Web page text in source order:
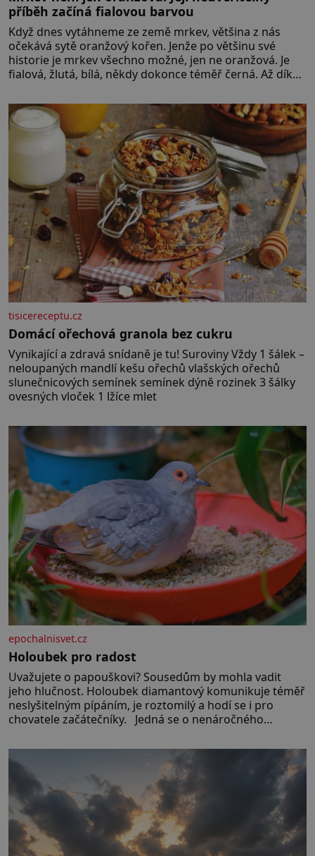
příběh začíná fialovou barvou
Když dnes vytáhneme ze země mrkev, většina z nás
očekává sytě oranžový kořen. Jenže po většinu své
historie je mrkev všechno možné, jen ne oranžová. Je
fialová, žlutá, bílá, někdy dokonce téměř černá. Až díky
bez které si českou zahradu ani nedokážeme
představit. Její příběh je
tisicereceptu.cz
Domácí ořechová granola bez cukru
Vynikající a zdravá snídaně je tu! Suroviny Vždy 1 šálek –
neloupaných mandlí kešu ořechů vlašských ořechů
slunečnicových semínek semínek dýně rozinek 3 šálky
ovesných vloček 1 lžíce mlet
epochalnisvet.cz
Holoubek pro radost
Uvažujete o papouškovi? Sousedům by mohla vadit
jeho hlučnost. Holoubek diamantový komunikuje téměř
neslyšitelným pípáním, je roztomilý a hodí se i pro
chovatele začátečníky. Jedná se o nenáročného
času tráví na zemi, kde sbírá zbytky semínek Jeho
domovinou je prakticky celá Austrálie s výjimkou
pobřežní oblasti.